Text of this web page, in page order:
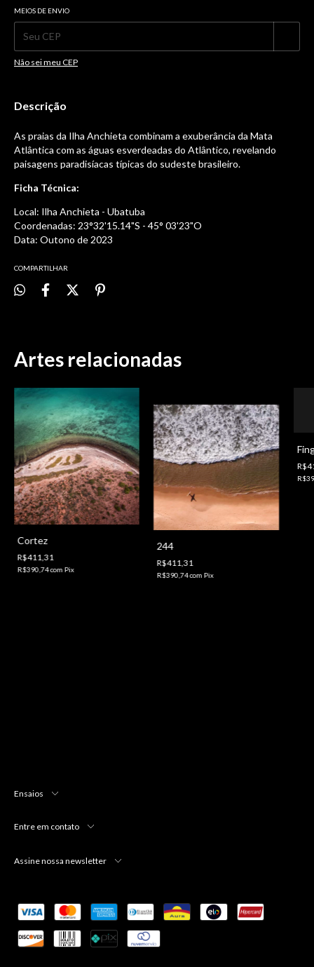
Entregas para o CEP:
MEIOS DE ENVIO
Não sei meu CEP
Descrição
As praias da Ilha Anchieta combinam a exuberância da Mata
Atlântica com as águas esverdeadas do Atlântico, revelando
paisagens paradisíacas típicas do sudeste brasileiro.
Ficha Técnica:
Local: Ilha Anchieta - Ubatuba
Coordenadas: 23°32'15.14"S - 45° 03'23"O
Data: Outono de 2023
COMPARTILHAR
Artes relacionadas
Cortez
R$411,31
R$390,74com Pix
244
R$411,31
R$390,74com Pix
Ensaios
Entre em contato
Assine nossa newsletter